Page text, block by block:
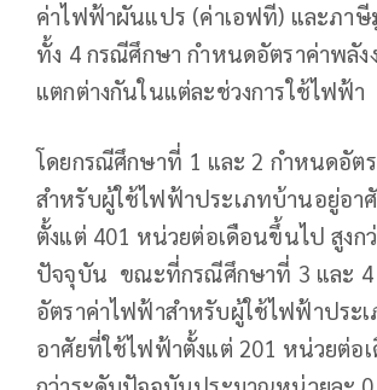
ค่าไฟฟ้าผันแปร (ค่าเอฟที) และภาษี
ทั้ง 4 กรณีศึกษา กำหนดอัตราค่าพลั
แตกต่างกันในแต่ละช่วงการใช้ไฟฟ้า
โดยกรณีศึกษาที่ 1 และ 2 กำหนดอัต
สำหรับผู้ใช้ไฟฟ้าประเภทบ้านอยู่อา
ตั้งแต่ 401 หน่วยต่อเดือนขึ้นไป สูงก
ปัจจุบัน ขณะที่กรณีศึกษาที่ 3 และ 4
อัตราค่าไฟฟ้าสำหรับผู้ใช้ไฟฟ้าประ
อาศัยที่ใช้ไฟฟ้าตั้งแต่ 201 หน่วยต่อ